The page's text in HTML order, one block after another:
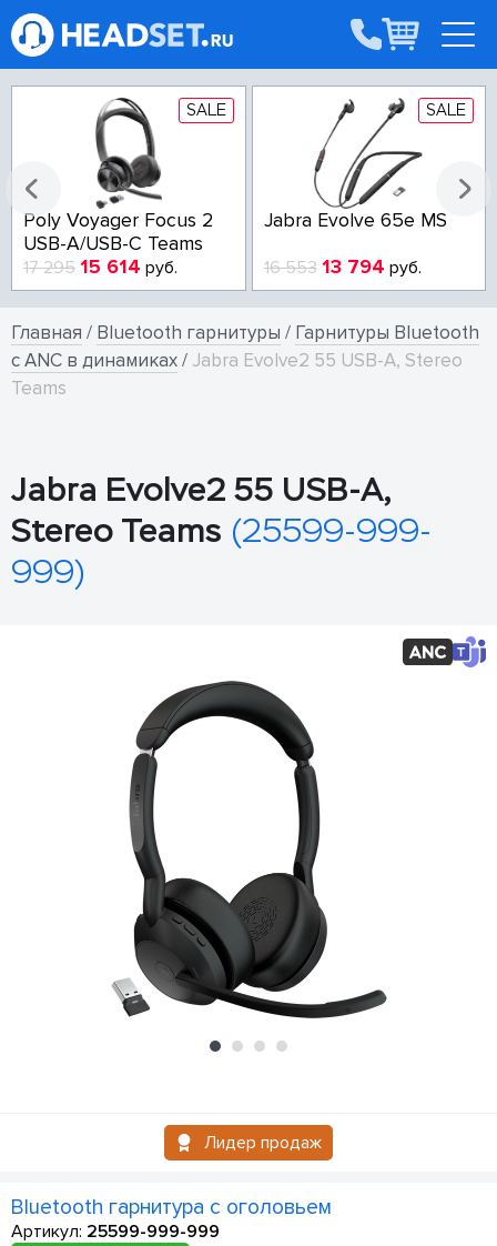
SALE
Poly Voyager Focus 2
USB-A/USB-C Teams
17 295 15 614 руб.
SALE
Jabra Evolve 65e MS
16 553 13 794 руб.
Главная / Bluetooth гарнитуры / Гарнитуры Bluetooth
с ANC в динамиках/ Jabra Evolve2 55 USB-A, Stereo
Teams
Jabra Evolve2 55 USB-A,
Stereo Teams (25599-999-
999)
Лидер продаж
Bluetooth гарнитура с оголовьем
Артикул: 25599-999-999